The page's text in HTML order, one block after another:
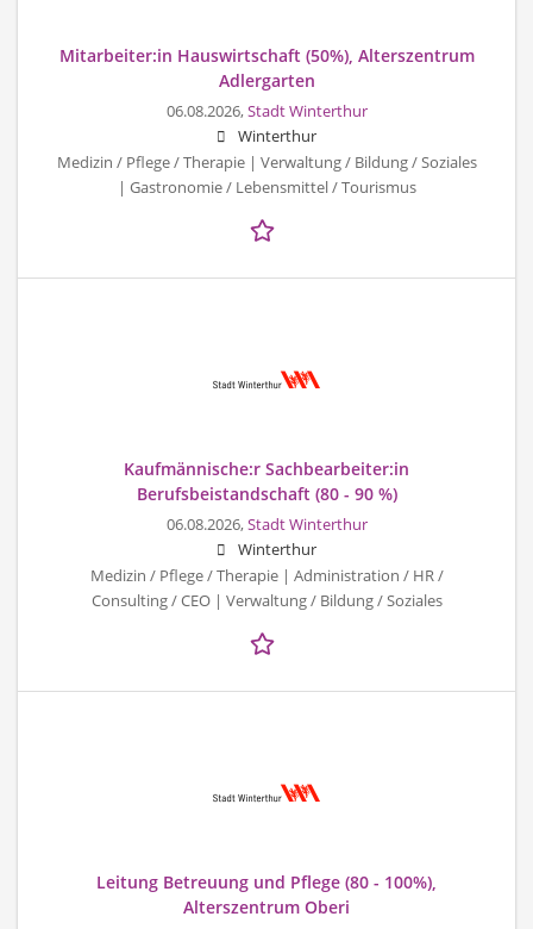
Mitarbeiter:in Hauswirtschaft (50%), Alterszentrum
Adlergarten
06.08.2026,Stadt Winterthur
Winterthur
Medizin / Pflege / Therapie | Verwaltung / Bildung / Soziales
| Gastronomie / Lebensmittel / Tourismus
Kaufmännische:r Sachbearbeiter:in
Berufsbeistandschaft (80 - 90 %)
06.08.2026,Stadt Winterthur
Winterthur
Medizin / Pflege / Therapie | Administration / HR /
Consulting / CEO | Verwaltung / Bildung / Soziales
Leitung Betreuung und Pflege (80 - 100%),
Alterszentrum Oberi